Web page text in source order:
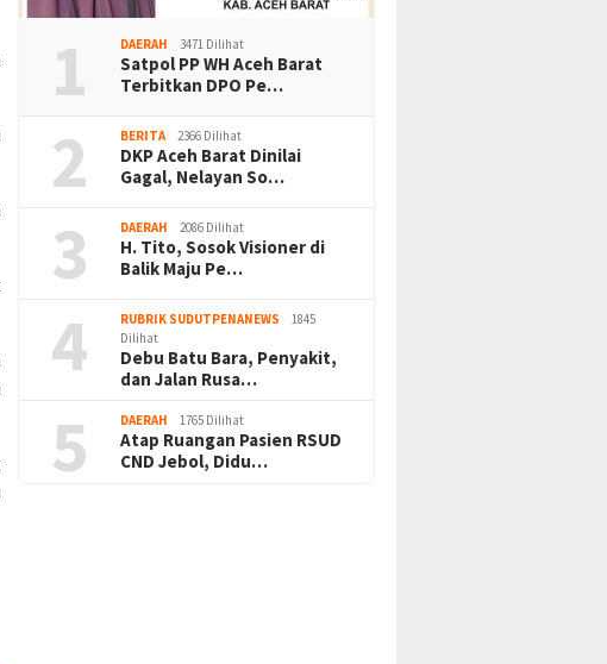
1 DAERAH 3471 Dilihat
Satpol PP WH Aceh Barat
Terbitkan DPO Pe…
2 BERITA 2366 Dilihat
DKP Aceh Barat Dinilai
Gagal, Nelayan So…
3 DAERAH 2086 Dilihat
H. Tito, Sosok Visioner di
Balik Maju Pe…
4 RUBRIK SUDUTPENANEWS
1845
Dilihat
Debu Batu Bara, Penyakit,
dan Jalan Rusa…
5 DAERAH 1765 Dilihat
Atap Ruangan Pasien RSUD
CND Jebol, Didu…